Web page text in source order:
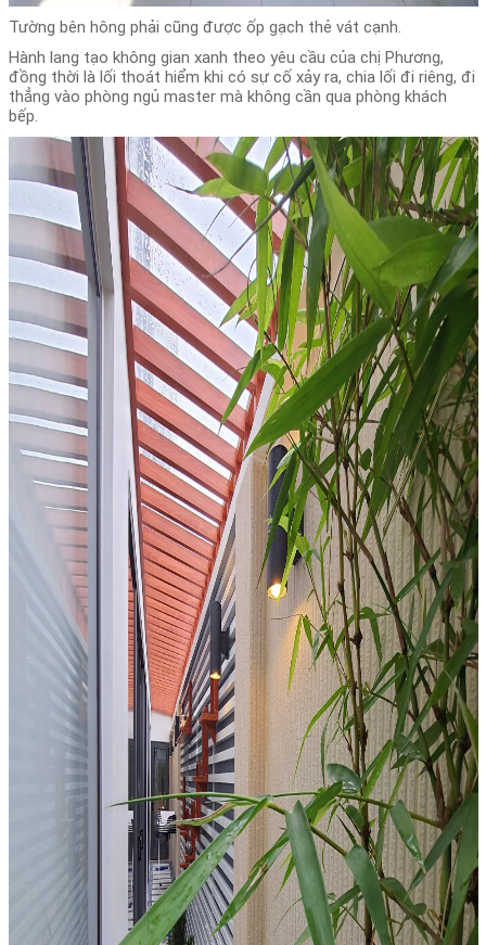
Tường bên hông phải cũng được ốp gạch thẻ vát cạnh.
Hành lang tạo không gian xanh theo yêu cầu của chị Phương,
đồng thời là lối thoát hiểm khi có sự cố xảy ra, chia lối đi riêng, đi
thẳng vào phòng ngủ master mà không cần qua phòng khách
bếp.